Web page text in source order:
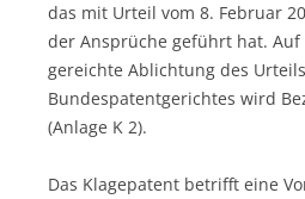
das mit Urteil vom 8. Februar
der Ansprüche geführt hat. Auf
gereichte Ablichtung des
Bundespatentgerichtes wird
(Anlage K 2).
Das Klagepatent betrifft eine